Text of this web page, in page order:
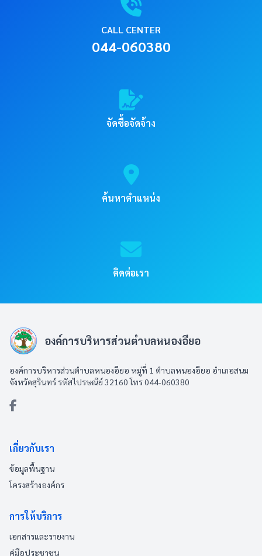
CALL CENTER
044-060380
จัดซื้อจัดจ้าง
ค้นหาตำแหน่ง
ติดต่อเรา
องค์การบริหารส่วนตำบลหนองอียอ
องค์การบริหารส่วนตำบลหนองอียอ หมู่ที่ 1 ตำบลหนองอียอ อำเภอสนม
จังหวัดสุรินทร์ รหัสไปรษณีย์ 32160 โทร 044-060380
เกี่ยวกับเรา
ข้อมูลพื้นฐาน
โครงสร้างองค์กร
การให้บริการ
เอกสารและรายงาน
คู่มือประชาชน